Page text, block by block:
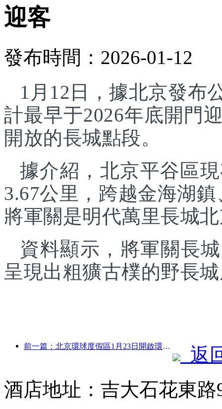
迎客
發布時間：2026-01-12
1月12日，據北京發布
計最早于2026年底開門
開放的長城點段。
據介紹，北京平谷區
3.67公里，跨越金海湖
將軍關是明代萬里長城
資料顯示，將軍關長
呈現出粗獷古樸的野長
前一篇：北京環球度假區1月23日開啟環球中國年活動，持續40天
返
酒店地址：吉大石花東